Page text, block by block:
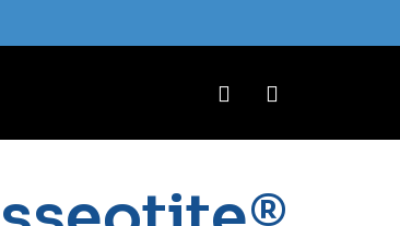
account
Close